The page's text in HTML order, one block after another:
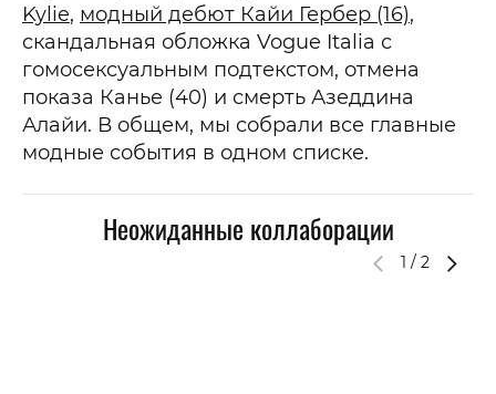
Kylie, модный дебют Кайи Гербер (16),
скандальная обложка Vogue Italia с
гомосексуальным подтекстом, отмена
показа Канье (40) и смерть Азеддина
Алайи. В общем, мы собрали все главные
модные события в одном списке.
Неожиданные коллаборации
1 / 2